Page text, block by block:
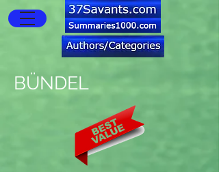
BÜNDEL